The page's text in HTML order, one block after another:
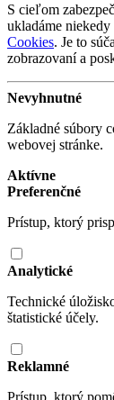
S cieľom
ukladáme niekedy
Cookies. Je to
zobrazovaní a
Nevyhnutné
Základné súbory
webovej stránke.
Aktívne
Preferenčné
Prístup, ktorý
Analytické
Technické
štatistické účely.
Reklamné
Prístup, ktorý